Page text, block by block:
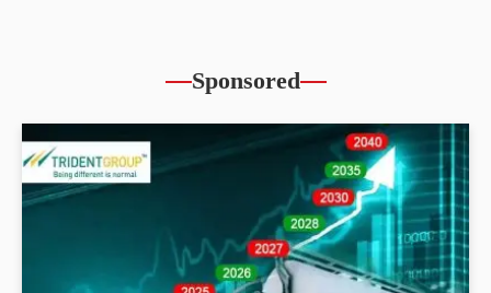
Sponsored